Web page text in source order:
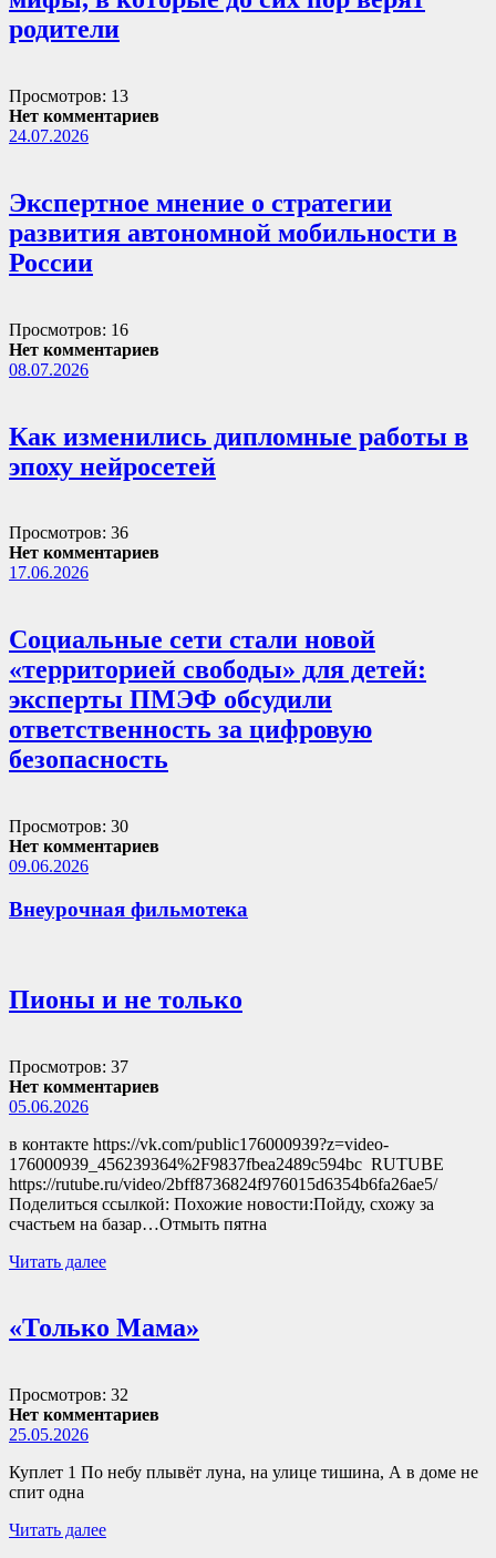
родители
Просмотров: 13
Нет комментариев
24.07.2026
Экспертное мнение о стратегии
развития автономной мобильности в
России
Просмотров: 16
Нет комментариев
08.07.2026
Как изменились дипломные работы в
эпоху нейросетей
Просмотров: 36
Нет комментариев
17.06.2026
Социальные сети стали новой
«территорией свободы» для детей:
эксперты ПМЭФ обсудили
ответственность за цифровую
безопасность
Просмотров: 30
Нет комментариев
09.06.2026
Внеурочная фильмотека
Пионы и не только
Просмотров: 37
Нет комментариев
05.06.2026
в контакте https://vk.com/public176000939?z=video-
176000939_456239364%2F9837fbea2489c594bc RUTUBE
https://rutube.ru/video/2bff8736824f976015d6354b6fa26ae5/
Поделиться ссылкой: Похожие новости:Пойду, схожу за
счастьем на базар…Отмыть пятна
Читать далее
«Только Мама»
Просмотров: 32
Нет комментариев
25.05.2026
Куплет 1 По небу плывёт луна, на улице тишина, А в доме не
спит одна
Читать далее